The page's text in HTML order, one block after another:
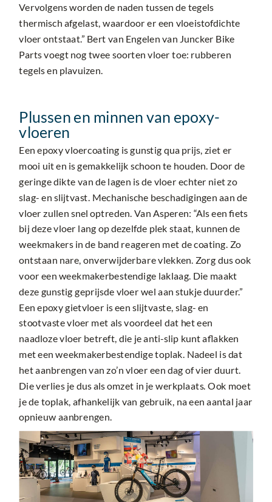
Vervolgens worden de naden tussen de tegels
thermisch afgelast, waardoor er een vloeistofdichte
vloer ontstaat.” Bert van Engelen van Juncker Bike
Parts voegt nog twee soorten vloer toe: rubberen
tegels en plavuizen.
Plussen en minnen van epoxy-
vloeren
Een epoxy vloercoating is gunstig qua prijs, ziet er
mooi uit en is gemakkelijk schoon te houden. Door de
geringe dikte van de lagen is de vloer echter niet zo
slag- en slijtvast. Mechanische beschadigingen aan de
vloer zullen snel optreden. Van Asperen: “Als een fiets
bij deze vloer lang op dezelfde plek staat, kunnen de
weekmakers in de band reageren met de coating. Zo
ontstaan nare, onverwijderbare vlekken. Zorg dus ook
voor een weekmakerbestendige laklaag. Die maakt
deze gunstig geprijsde vloer wel aan stukje duurder.”
Een epoxy gietvloer is een slijtvaste, slag- en
stootvaste vloer met als voordeel dat het een
naadloze vloer betreft, die je anti-slip kunt aflakken
met een weekmakerbestendige toplak. Nadeel is dat
het aanbrengen van zo’n vloer een dag of vier duurt.
Die verlies je dus als omzet in je werkplaats. Ook moet
je de toplak, afhankelijk van gebruik, na een aantal jaar
opnieuw aanbrengen.